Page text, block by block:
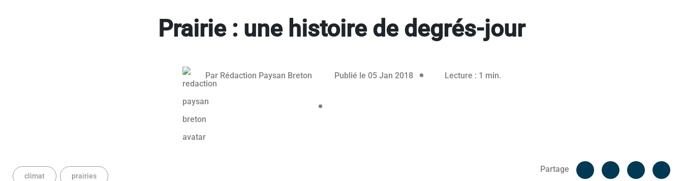
Prairie : une histoire de degrés-jour
Par Rédaction Paysan Breton Publié le 05 Jan 201808 janvier 2018Lecture : 1 min.
climat prairies
Partage
Facebook